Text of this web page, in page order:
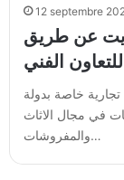
12 septembre
عن طريق
للتعاون الفني
تجارية خاصة بدولة
في مجال الاثاث
والمفروشات…